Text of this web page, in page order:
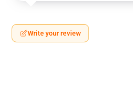
Write your review